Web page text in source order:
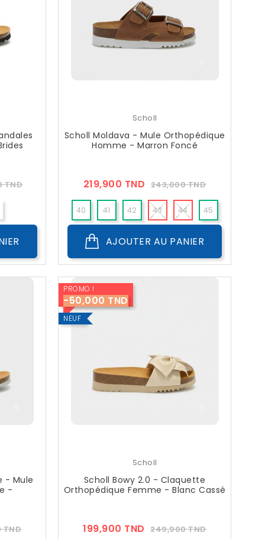
TNDPrix
Scholl
Scholl Moldava - Mule Orthopédique
Homme - Marron Foncé
219,900 TND Prix
Public
243,000 TNDPrix
40 41 42 43 44 45
46
AJOUTER AU PANIER
- Mule
-
TNDPrix
PROMO !
-50,000 TND
NEUF
Scholl
Scholl Bowy 2.0 - Claquette
Orthopédique Femme - Blanc Cassé
199,900 TND Prix
249,900 TNDPrix